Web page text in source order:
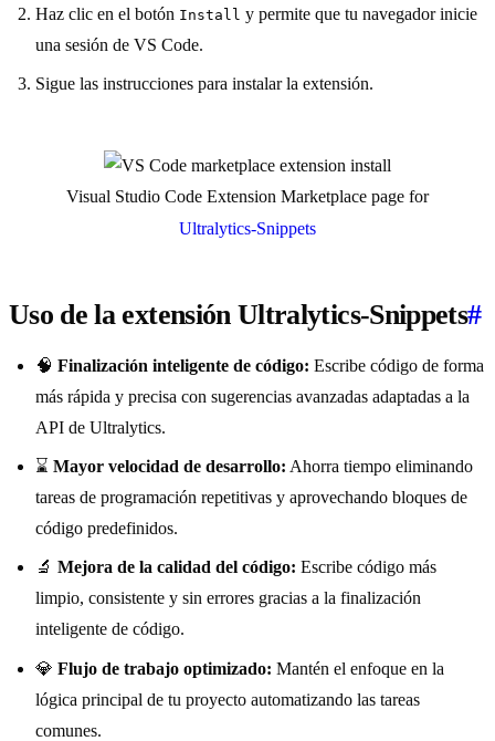
Haz clic en el botón Install y permite que tu navegador inicie
una sesión de VS Code.
Sigue las instrucciones para instalar la extensión.
Visual Studio Code Extension Marketplace page for
Ultralytics-Snippets
Uso de la extensión Ultralytics-Snippets#
🧠 Finalización inteligente de código: Escribe código de forma
más rápida y precisa con sugerencias avanzadas adaptadas a la
API de Ultralytics.
⌛ Mayor velocidad de desarrollo: Ahorra tiempo eliminando
tareas de programación repetitivas y aprovechando bloques de
código predefinidos.
🔬 Mejora de la calidad del código: Escribe código más
limpio, consistente y sin errores gracias a la finalización
inteligente de código.
💎 Flujo de trabajo optimizado: Mantén el enfoque en la
lógica principal de tu proyecto automatizando las tareas
comunes.